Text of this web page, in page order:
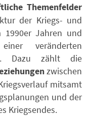
Themenfelder
der Kriegs- und
1990er Jahren und
veränderten
Dazu zählt die
zwischen
mitsamt
und der
Kriegsendes.